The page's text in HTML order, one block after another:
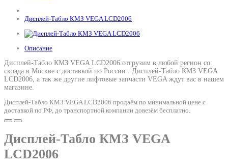
Дисплей-Табло КМЗ VEGA LCD2006
Описание
Дисплей-Табло КМЗ VEGA LCD2006 отгрузим в любой регион со
склада в Москве с доставкой по России . Дисплей-Табло КМЗ VEGA
LCD2006, а так же другие лифтовые запчасти VEGA ждут вас в нашем
магазине.
Дисплей-Табло КМЗ VEGA LCD2006 продаём по минимальной цене с
доставкой по РФ, до транспортной компании довезём бесплатно.
Дисплей-Табло КМЗ VEGA
LCD2006